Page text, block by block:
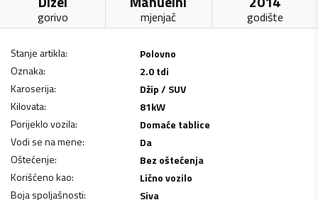
gorivo mjenjač godište
Stanje artikla:
Polovno
Oznaka:
2.0 tdi
Karoserija:
Džip / SUV
Kilovata: 81kW
Porijeklo vozila:
Domaće tablice
Vodi se na mene:
Da
Oštećenje:
Bez oštećenja
Korišćeno kao:
Lično vozilo
Boja spoljašnosti:
Siva